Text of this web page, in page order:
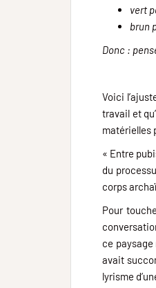
vert
brun
Donc :
Voici
travail et
matérielles
« Entre
du
corps
Pour
ce
avait
lyrisme